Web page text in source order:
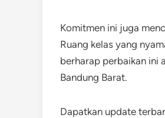
Komitmen ini juga
Ruang kelas yang
berharap perbaikan ini
Bandung Barat.
Dapatkan update